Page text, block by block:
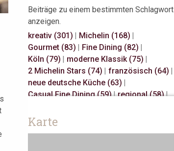
Beiträge zu einem bestimmten Schlagwort
anzeigen.
kreativ (301)
Michelin (168)
Gourmet (83)
Fine Dining (82)
Köln (79)
moderne Klassik (75)
2 Michelin Stars (74)
|französisch (64)
neue deutsche Küche (63)
Casual Fine Dining (59)|regional (58)|
Gault Millau (29)
Karte